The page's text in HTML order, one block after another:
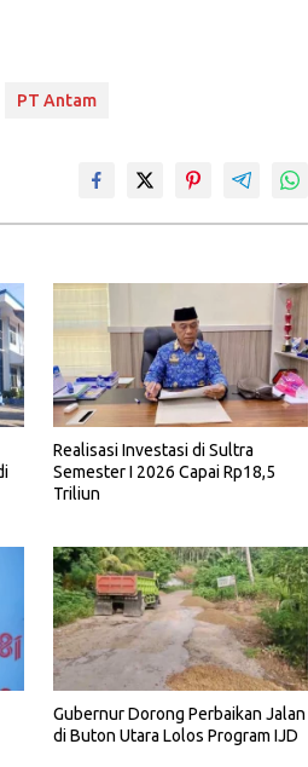
PT Antam
Realisasi Investasi di Sultra
Semester I 2026 Capai Rp18,5
Triliun
Gubernur Dorong Perbaikan Jalan
di Buton Utara Lolos Program IJD